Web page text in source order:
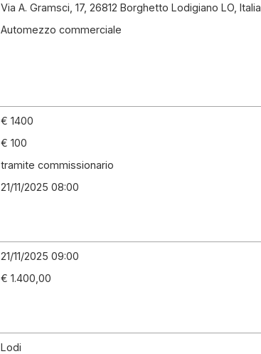
Via A. Gramsci, 17, 26812 Borghetto Lodigiano LO, Italia
Automezzo commerciale
€ 1400
€ 100
tramite commissionario
21/11/2025 08:00
21/11/2025 09:00
€ 1.400,00
Lodi